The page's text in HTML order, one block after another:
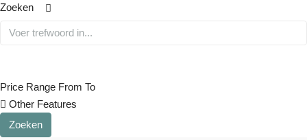
Zoeken
Price Range From To
Other Features
Zoeken